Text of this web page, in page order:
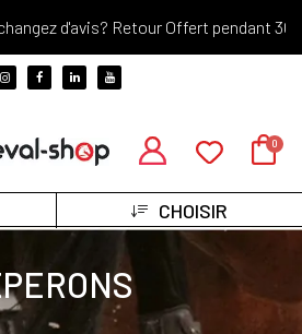
d'avis? Retour Offert pendant 30 jours !
CHOISIR